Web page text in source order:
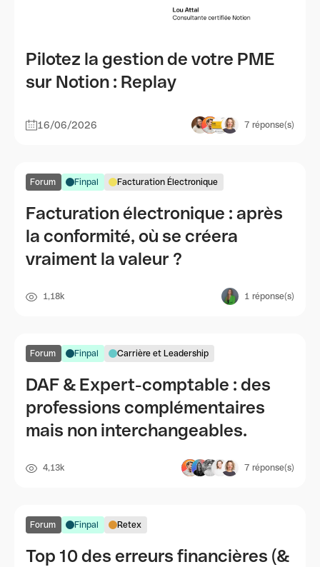
Pilotez la gestion de votre PME
sur Notion : Replay
16/06/2026 7 réponse(s)
Forum Finpal Facturation Électronique
Facturation électronique : après
la conformité, où se créera
vraiment la valeur ?
1,18k 1 réponse(s)
Forum Finpal Carrière et Leadership
DAF & Expert-comptable : des
professions complémentaires
mais non interchangeables.
4,13k 7 réponse(s)
Forum Finpal Retex
Top 10 des erreurs financières (&